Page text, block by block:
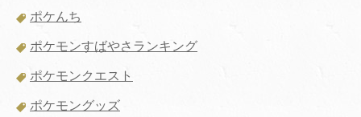
ポケんち
ポケモンすばやさランキング
ポケモンクエスト
ポケモングッズ